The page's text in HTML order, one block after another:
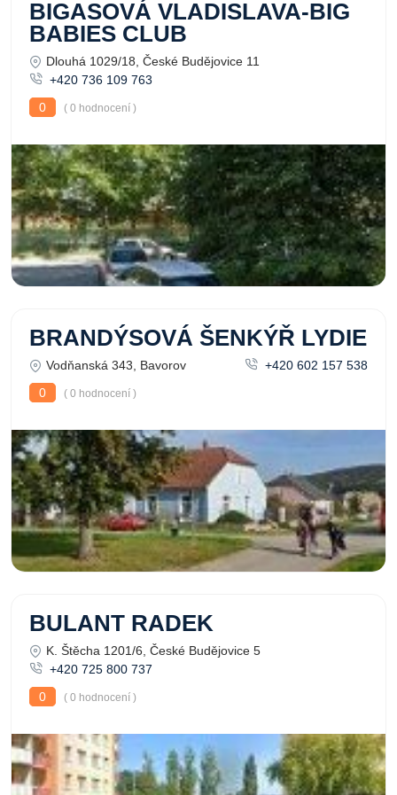
BIGASOVÁ VLADISLAVA-BIG
BABIES CLUB
Dlouhá 1029/18, České Budějovice 11
+420 736 109 763
0
( 0 hodnocení )
BRANDÝSOVÁ ŠENKÝŘ LYDIE
Vodňanská 343, Bavorov
+420 602 157 538
0
( 0 hodnocení )
BULANT RADEK
K. Štěcha 1201/6, České Budějovice 5
+420 725 800 737
0
( 0 hodnocení )